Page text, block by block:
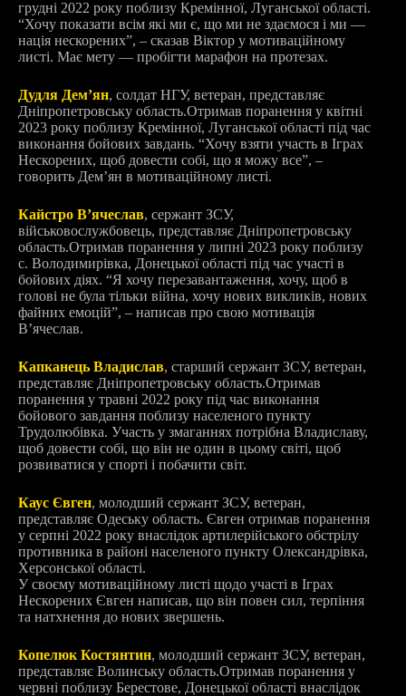
грудні 2022 року поблизу Кремінної, Луганської області.
“Хочу показати всім які ми є, що ми не здаємося і ми —
нація нескорених”, – сказав Віктор у мотиваційному
листі. Має мету — пробігти марафон на протезах.
Дудля Демʼян, солдат НГУ, ветеран, представляє
Дніпропетровську область.Отримав поранення у квітні
2023 року поблизу Кремінної, Луганської області під час
виконання бойових завдань. “Хочу взяти участь в Іграх
Нескорених, щоб довести собі, що я можу все”, –
говорить Демʼян в мотиваційному листі.
Кайстро Вʼячеслав, сержант ЗСУ,
військовослужбовець, представляє Дніпропетровську
область.Отримав поранення у липні 2023 року поблизу
с. Володимирівка, Донецької області під час участі в
бойових діях. “Я хочу перезавантаження, хочу, щоб в
голові не була тільки війна, хочу нових викликів, нових
файних емоцій”, – написав про свою мотивація
Вʼячеслав.
Капканець Владислав, старший сержант ЗСУ, ветеран,
представляє Дніпропетровську область.Отримав
поранення у травні 2022 року під час виконання
бойового завдання поблизу населеного пункту
Трудолюбівка. Участь у змаганнях потрібна Владиславу,
щоб довести собі, що він не один в цьому світі, щоб
розвиватися у спорті і побачити світ.
Каус Євген, молодший сержант ЗСУ, ветеран,
представляє Одеську область. Євген отримав поранення
у серпні 2022 року внаслідок артилерійського обстрілу
противника в районі населеного пункту Олександрівка,
Херсонської області.
У своєму мотиваційному листі щодо участі в Іграх
Нескорених Євген написав, що він повен сил, терпіння
та натхнення до нових звершень.
Копелюк Костянтин, молодший сержант ЗСУ, ветеран,
представляє Волинську область.Отримав поранення у
червні поблизу Берестове, Донецької області внаслідок